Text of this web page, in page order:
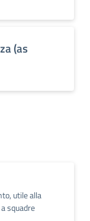
(as
utile alla
squadre